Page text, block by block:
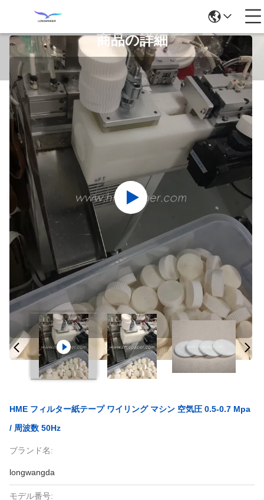
商品の詳細
HME フィルター紙テープ ワイリング マシン 空気圧 0.5-0.7 Mpa
/ 周波数 50Hz
ブランド名:
longwangda
モデル番号: